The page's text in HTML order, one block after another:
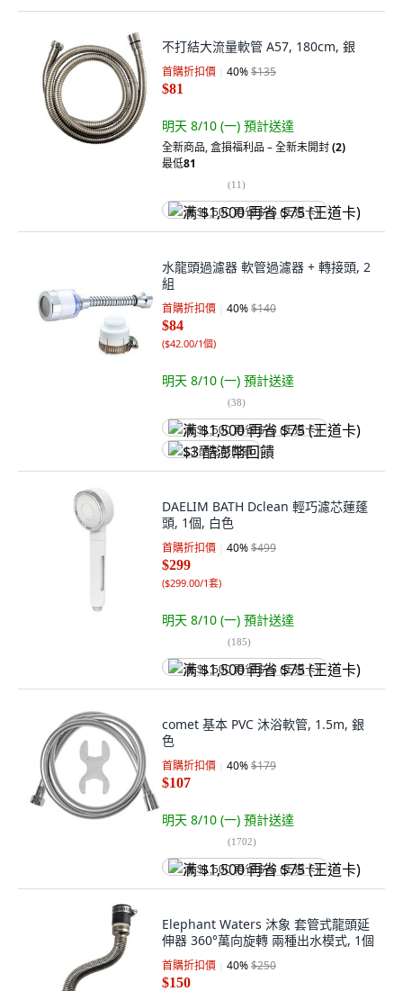
不打結大流量軟管 A57, 180cm, 銀
首購折扣價 40%$135
$81
明天 8/10 (一) 預計送達
全新商品,盒損福利品 – 全新未開封(2)
最低81
(11)
满 $1,500 再省 $75 (王道卡)
水龍頭過濾器 軟管過濾器 + 轉接頭, 2
組
首購折扣價 40%$140
$84
($42.00/1個)
明天 8/10 (一) 預計送達
(38)
满 $1,500 再省 $75 (王道卡)
$3 酷澎幣回饋
DAELIM BATH Dclean 輕巧濾芯蓮蓬
頭, 1個, 白色
首購折扣價 40%$499
$299
($299.00/1套)
明天 8/10 (一) 預計送達
(185)
满 $1,500 再省 $75 (王道卡)
comet 基本 PVC 沐浴軟管, 1.5m, 銀
色
首購折扣價 40%$179
$107
明天 8/10 (一) 預計送達
(1702)
满 $1,500 再省 $75 (王道卡)
Elephant Waters 沐象 套管式龍頭延
伸器 360°萬向旋轉 兩種出水模式, 1個
首購折扣價 40%$250
$150